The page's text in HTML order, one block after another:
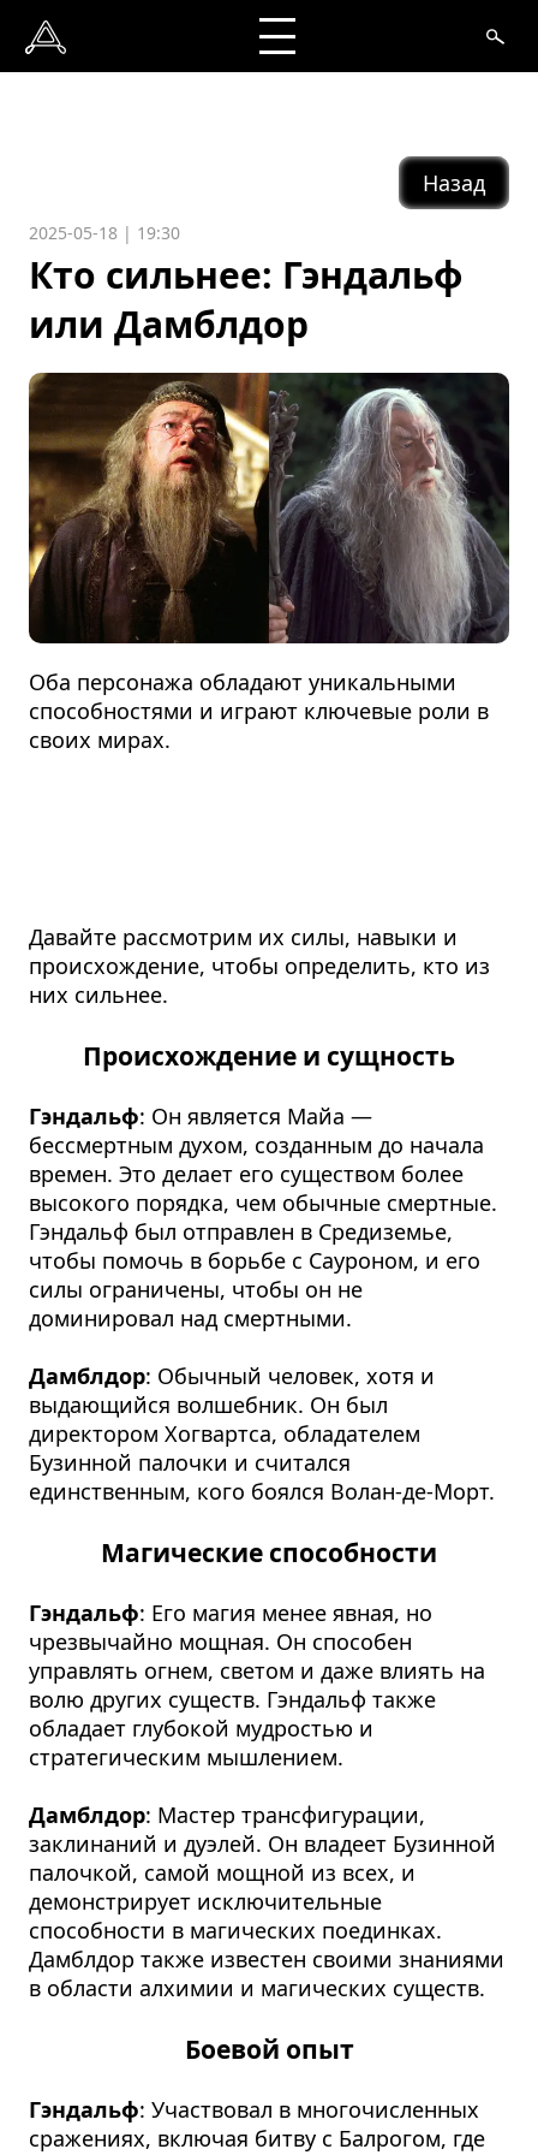
Назад
2025-05-18 | 19:30
Кто сильнее: Гэндальф
или Дамблдор
Оба персонажа обладают уникальными
способностями и играют ключевые роли в
своих мирах.
Давайте рассмотрим их силы, навыки и
происхождение, чтобы определить, кто из
них сильнее.
Происхождение и сущность
Гэндальф: Он является Майа —
бессмертным духом, созданным до начала
времен. Это делает его существом более
высокого порядка, чем обычные смертные.
Гэндальф был отправлен в Средиземье,
чтобы помочь в борьбе с Сауроном, и его
силы ограничены, чтобы он не
доминировал над смертными.
Дамблдор: Обычный человек, хотя и
выдающийся волшебник. Он был
директором Хогвартса, обладателем
Бузинной палочки и считался
единственным, кого боялся Волан-де-Морт.
Магические способности
Гэндальф: Его магия менее явная, но
чрезвычайно мощная. Он способен
управлять огнем, светом и даже влиять на
волю других существ. Гэндальф также
обладает глубокой мудростью и
стратегическим мышлением.
Дамблдор: Мастер трансфигурации,
заклинаний и дуэлей. Он владеет Бузинной
палочкой, самой мощной из всех, и
демонстрирует исключительные
способности в магических поединках.
Дамблдор также известен своими знаниями
в области алхимии и магических существ.
Боевой опыт
Гэндальф: Участвовал в многочисленных
сражениях, включая битву с Балрогом, где